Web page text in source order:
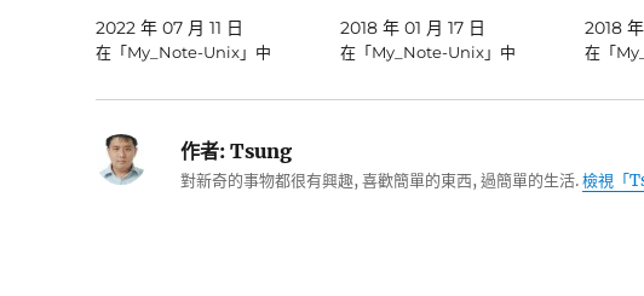
2022 年 07 月 11 日
在「My_Note-Unix」中
2018 年 01 月 17 日
在「My_Note-Unix」中
2018
在「
作者:Tsung
對新奇的事物都很有興趣, 喜歡簡單的東西, 過簡單的生活.檢視「